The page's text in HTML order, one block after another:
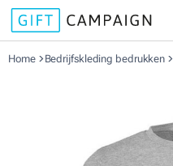
Home Bedrijfskleding bedrukken